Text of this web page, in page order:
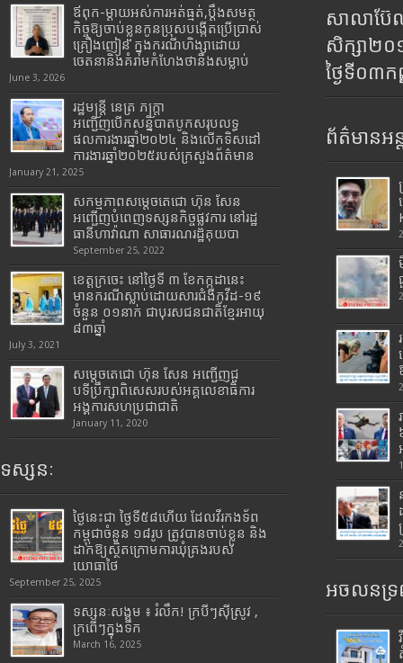
ឪពុក-ម្ដាយអស់ការអត់ធ្មត់,ប្ដឹងសមត្ថ
កិច្ចឱ្យចាប់ខ្លួនកូនប្រុសបង្កើតប្រើប្រាស់
គ្រឿងញៀន ក្នុងករណីហិង្សាដោយ
ចេតនានិងគំរាមកំហែងថានឹងសម្លាប់
June 3, 2026
រដ្ឋមន្រ្តី​ នេត្រ​ ភក្ត្រា​
អញ្ជើញបើកសន្និបាតបូកសរុបលទ្ធ
ផលការងារឆ្នាំ២០២៤ និងលើកទិសដៅ
ការងារឆ្នាំ២០២៥របស់​ក្រសួង​ព័ត៌មាន​
January 21, 2025
សកម្មភាពសម្តេចតេជោ ហ៊ុន សែន
អញ្ជើញបំពេញទស្សនកិច្ចផ្លូវការ នៅរដ្ឋ
ធានីហាវ៉ាណា សាធារណរដ្ឋគុយបា
September 25, 2022
ខេត្តក្រចេះ នៅថ្ងៃទី ៣ ខែកក្កដានេះ
មានករណីស្លាប់ដោយសារជំងឺកូវីដ-១៩
ចំនួន ០១នាក់ ជាបុរសជនជាតិខ្មែរអាយុ
៨៣ឆ្នាំ
July 3, 2021
សម្តេចតេជោ ហ៊ុន សែន អញ្ជើញជួ
បទីប្រឹក្សាពិសេសរបស់អគ្គលេខាធិការ
អង្គការសហប្រជាជាតិ
January 11, 2020
ទស្សនៈ
ថ្ងៃនេះជា ថ្ងៃទី៥៨ហើយ ដែលវីរកងទ័ព
កម្ពុជាចំនួន ១៨រូប ត្រូវបានចាប់ខ្លួន និង
ដាក់ឱ្យស្ថិតក្រោមការឃុំគ្រងរបស់
យោធាថៃ
September 25, 2025
ទស្សនៈសង្គម ៖ រំលឹក! ក្របីៗស៊ីស្រូវ ,
ក្រពើៗក្នុងទឹក
March 16, 2025
សាលាប៊ែ
សិក្សា២
ថ្ងៃទី០៣
ព័ត៌មានអន្
អចលនទ្រ